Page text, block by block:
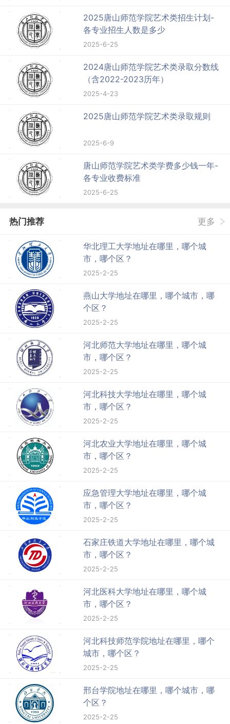
2025唐山师范学院艺术类招生计划-
各专业招生人数是多少
2025-6-25
2024唐山师范学院艺术类录取分数线
（含2022-2023历年）
2025-4-23
2025唐山师范学院艺术类录取规则
2025-6-9
唐山师范学院艺术类学费多少钱一年-
各专业收费标准
2025-6-25
热门推荐 更多
华北理工大学地址在哪里，哪个城
市，哪个区？
2025-2-25
燕山大学地址在哪里，哪个城市，哪
个区？
2025-2-25
河北师范大学地址在哪里，哪个城
市，哪个区？
2025-2-25
河北科技大学地址在哪里，哪个城
市，哪个区？
2025-2-25
河北农业大学地址在哪里，哪个城
市，哪个区？
2025-2-25
应急管理大学地址在哪里，哪个城
市，哪个区？
2025-2-25
石家庄铁道大学地址在哪里，哪个城
市，哪个区？
2025-2-25
河北医科大学地址在哪里，哪个城
市，哪个区？
2025-2-25
河北科技师范学院地址在哪里，哪个
城市，哪个区？
2025-2-25
邢台学院地址在哪里，哪个城市，哪
个区？
2025-2-25